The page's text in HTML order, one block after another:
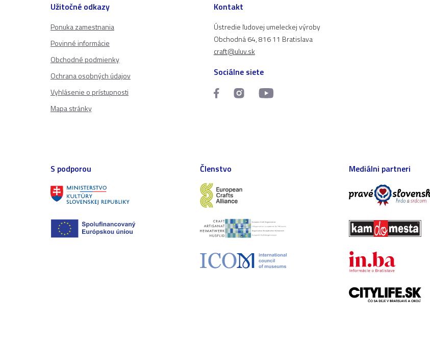
Užitočné odkazy
Ponuka zamestnania
Povinné informácie
Obchodné podmienky
Ochrana osobných údajov
Vyhlásenie o prístupnosti
Mapa stránky
Kontakt
Ústredie ľudovej umeleckej výroby
Obchodná 64, 816 11 Bratislava
craft@uluv.sk
Sociálne siete
S podporou Členstvo Mediálni partneri